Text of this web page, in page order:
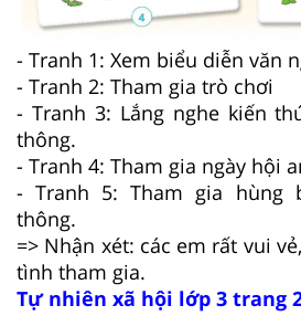
- Tranh 1: Xem biểu diễn văn
- Tranh 2: Tham gia trò chơi
- Tranh 3: Lắng nghe kiến
thông.
- Tranh 4: Tham gia ngày hội
- Tranh 5: Tham gia hùng
thông.
=> Nhận xét: các em rất vui
tình tham gia.
Tự nhiên xã hội lớp 3 trang